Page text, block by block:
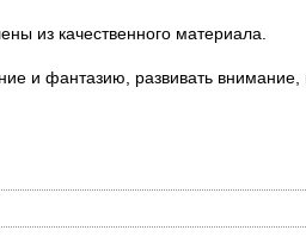
из качественного материала.
и фантазию, развивать внимание,